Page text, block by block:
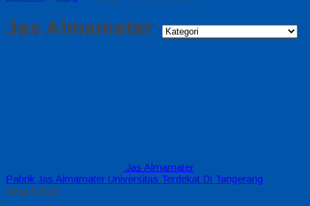
Jas Almamater
Jas Almamater
Pabrik Jas Almamater Universitas Terdekat Di Tangerang
4 April 2026